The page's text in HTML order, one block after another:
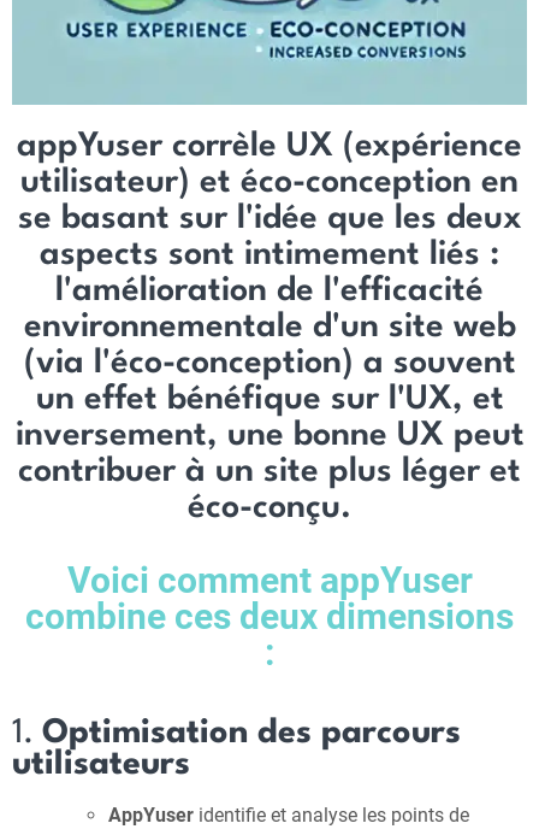
appYuser corrèle UX (expérience
utilisateur) et éco-conception en
se basant sur l'idée que les deux
aspects sont intimement liés :
l'amélioration de l'efficacité
environnementale d'un site web
(via l'éco-conception) a souvent
un effet bénéfique sur l'UX, et
inversement, une bonne UX peut
contribuer à un site plus léger et
éco-conçu.
Voici comment appYuser
combine ces deux dimensions
:
1. Optimisation des parcours
utilisateurs
AppYuser identifie et analyse les points de